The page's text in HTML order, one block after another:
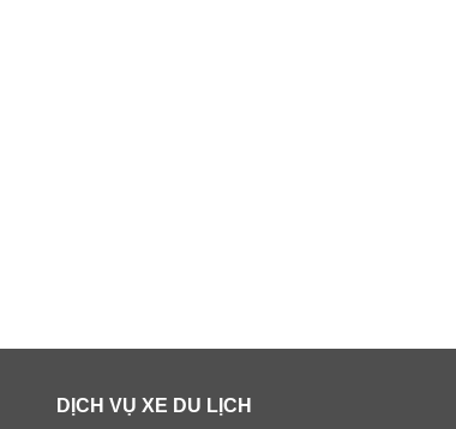
DỊCH VỤ XE DU LỊCH